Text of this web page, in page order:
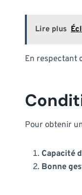
Lire plus
En respectant
Pour obtenir
Capacité
Bonne